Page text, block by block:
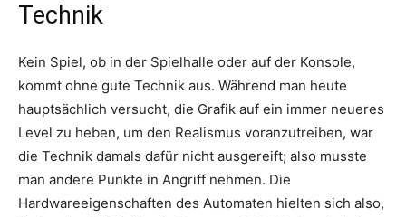
Technik
Kein Spiel, ob in der Spielhalle oder auf der Konsole,
kommt ohne gute Technik aus. Während man heute
hauptsächlich versucht, die Grafik auf ein immer neueres
Level zu heben, um den Realismus voranzutreiben, war
die Technik damals dafür nicht ausgereift; also musste
man andere Punkte in Angriff nehmen. Die
Hardwareeigenschaften des Automaten hielten sich also,